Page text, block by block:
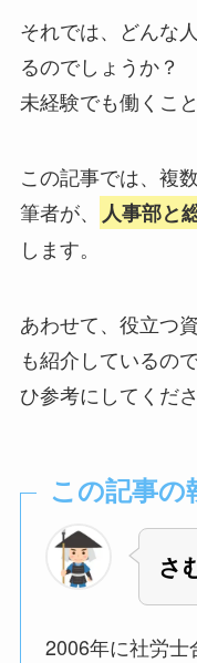
それでは、どんな
るのでしょうか？
未経験でも働くこ
この記事では、複
筆者が、
人事部と
します。
あわせて、役立つ
も紹介しているの
ひ参考にしてくださ
この記事の
さ
2006年に社労士